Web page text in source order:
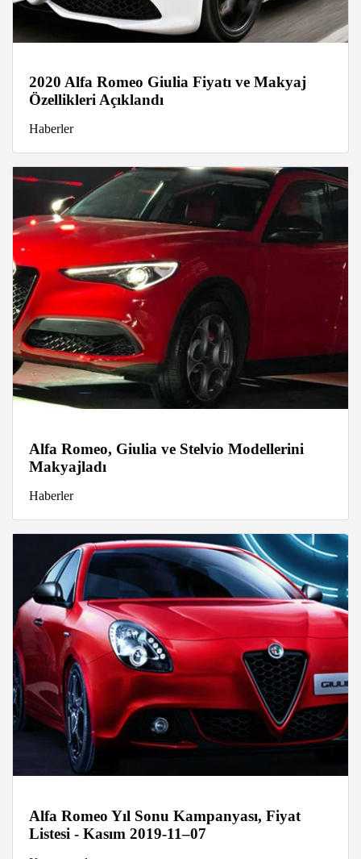
2020 Alfa Romeo Giulia Fiyatı ve Makyaj
Özellikleri Açıklandı
Haberler
Alfa Romeo, Giulia ve Stelvio Modellerini
Makyajladı
Haberler
Alfa Romeo Yıl Sonu Kampanyası, Fiyat
Listesi - Kasım 2019-11–07